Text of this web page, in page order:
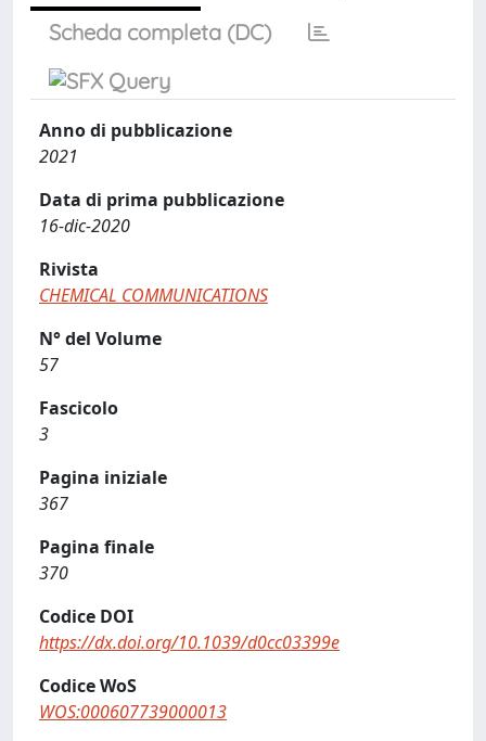
Scheda completa (DC)
Anno di pubblicazione
2021
Data di prima pubblicazione
16-dic-2020
Rivista
CHEMICAL COMMUNICATIONS
N° del Volume
57
Fascicolo
3
Pagina iniziale
367
Pagina finale
370
Codice DOI
https://dx.doi.org/10.1039/d0cc03399e
Codice WoS
WOS:000607739000013